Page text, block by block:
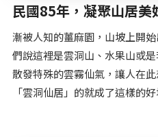
民國85年，凝聚山居美
漸被人知的薑麻園，山坡上開
們說這裡是雲洞山、水果山或
散發特殊的雲霧仙氣，讓人在
「雲洞仙居」的就成了這樣的好